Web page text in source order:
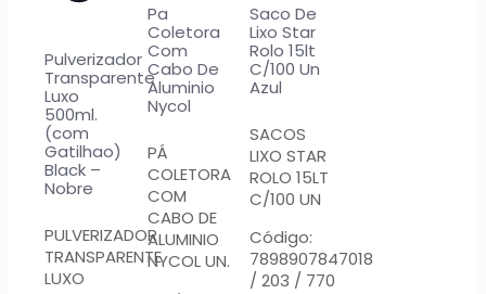
Pulverizador
Transparente
Luxo
500ml.
(com
Gatilhao)
Black –
Nobre
PULVERIZADOR
TRANSPARENTE
LUXO
Pa
Coletora
Com
Cabo De
Aluminio
Nycol
PÁ
COLETORA
COM
CABO DE
ALUMINIO
NYCOL UN.
Saco De
Lixo Star
Rolo 15lt
C/100 Un
Azul
SACOS
LIXO STAR
ROLO 15LT
C/100 UN
Código:
7898907847018
/ 203 / 770